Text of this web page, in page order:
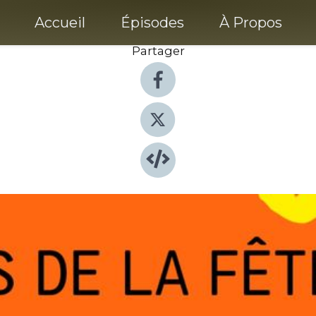
Accueil Épisodes À Propos
Partager